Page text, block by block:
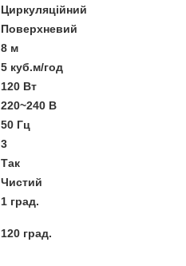
Циркуляційний
Поверхневий
8 м
5 куб.м/год
120 Вт
220~240 В
50 Гц
3
Так
Чистий
1 град.
120 град.